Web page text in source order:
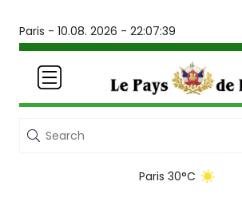
Paris - 10.08. 2026 - 22:07:39
Paris 30°C